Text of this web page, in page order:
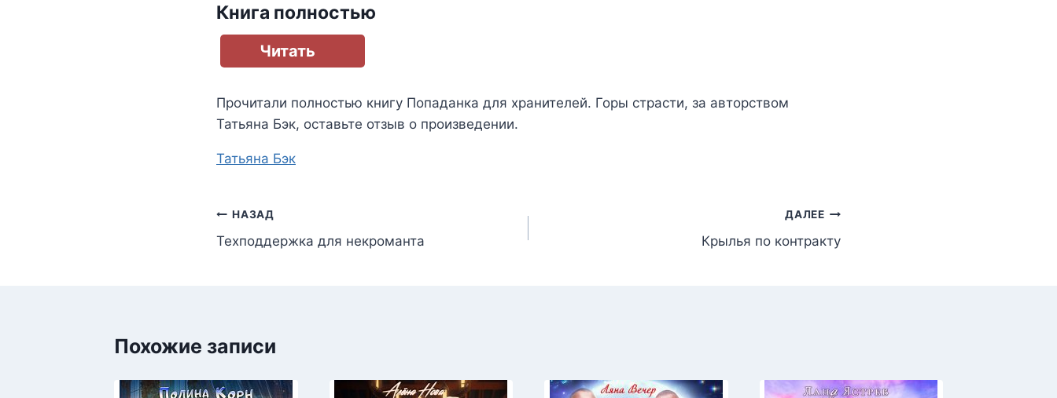
Книга полностью
Читать
Прочитали полностью книгу Попаданка для хранителей. Горы страсти, за авторством
Татьяна Бэк, оставьте отзыв о произведении.
Метки
Татьяна Бэк
Навигация
по
НАЗАД
Техподдержка для некроманта
ДАЛЕЕ
Крылья по контракту
Похожие записи